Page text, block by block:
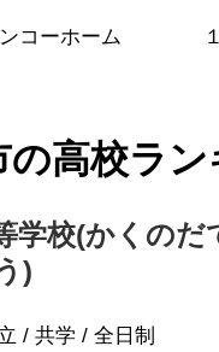
コーホーム １
の高校ラ
学校(かくのだ
)
/ 共学 / 全日制